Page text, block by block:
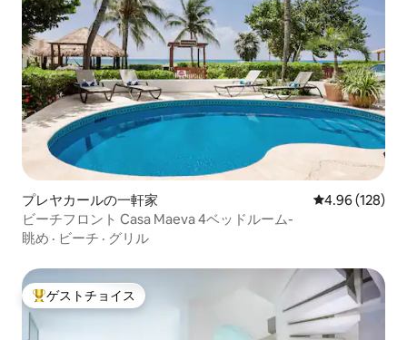
プレヤカールの一軒家 レビュー128
4.96 (128)
ビーチフロント Casa Maeva 4ベッドルーム-
眺め · ビーチ · グリル
大好評のゲストチョイスです。
ゲストチョイス